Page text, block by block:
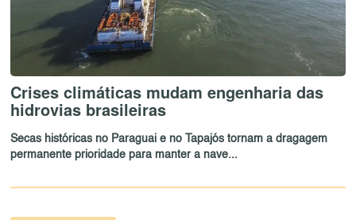
Crises climáticas mudam engenharia das
hidrovias brasileiras
Secas históricas no Paraguai e no Tapajós tornam a dragagem
permanente prioridade para manter a nave...